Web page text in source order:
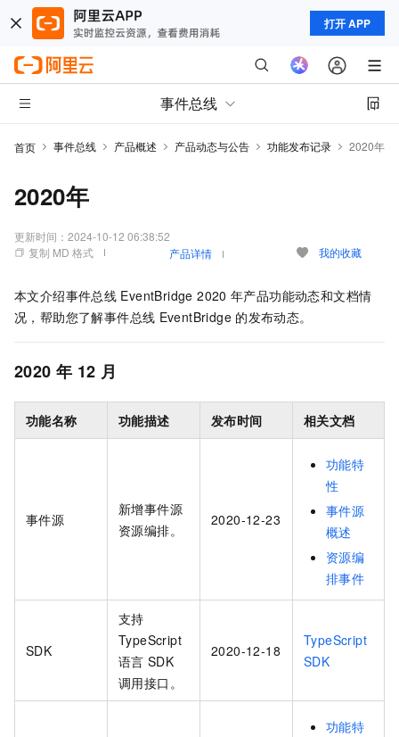
打开 APP
事件总线
首页 事件总线 产品概述 产品动态与公告 功能发布记录 2020年
2020年
更新时间： 2024-10-12 06:38:52
复制 MD 格式
产品详情 我的收藏
本文介绍事件总线 EventBridge 2020 年产品功能动态和文档情
况，帮助您了解事件总线 EventBridge 的发布动态。
2020 年 12 月
功能名称 功能描述 发布时间 相关文档
事件源
新增事件源
资源编排。
2020-12-23
功能特
性
事件源
概述
资源编
排事件
SDK
支持
TypeScript
语言 SDK
调用接口。
2020-12-18
TypeScript
SDK
功能特